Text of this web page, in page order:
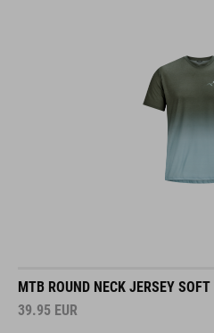
MTB ROUND NECK JERSEY
39.95 EUR